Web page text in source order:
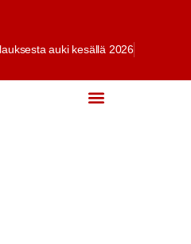
auki kesällä 2026